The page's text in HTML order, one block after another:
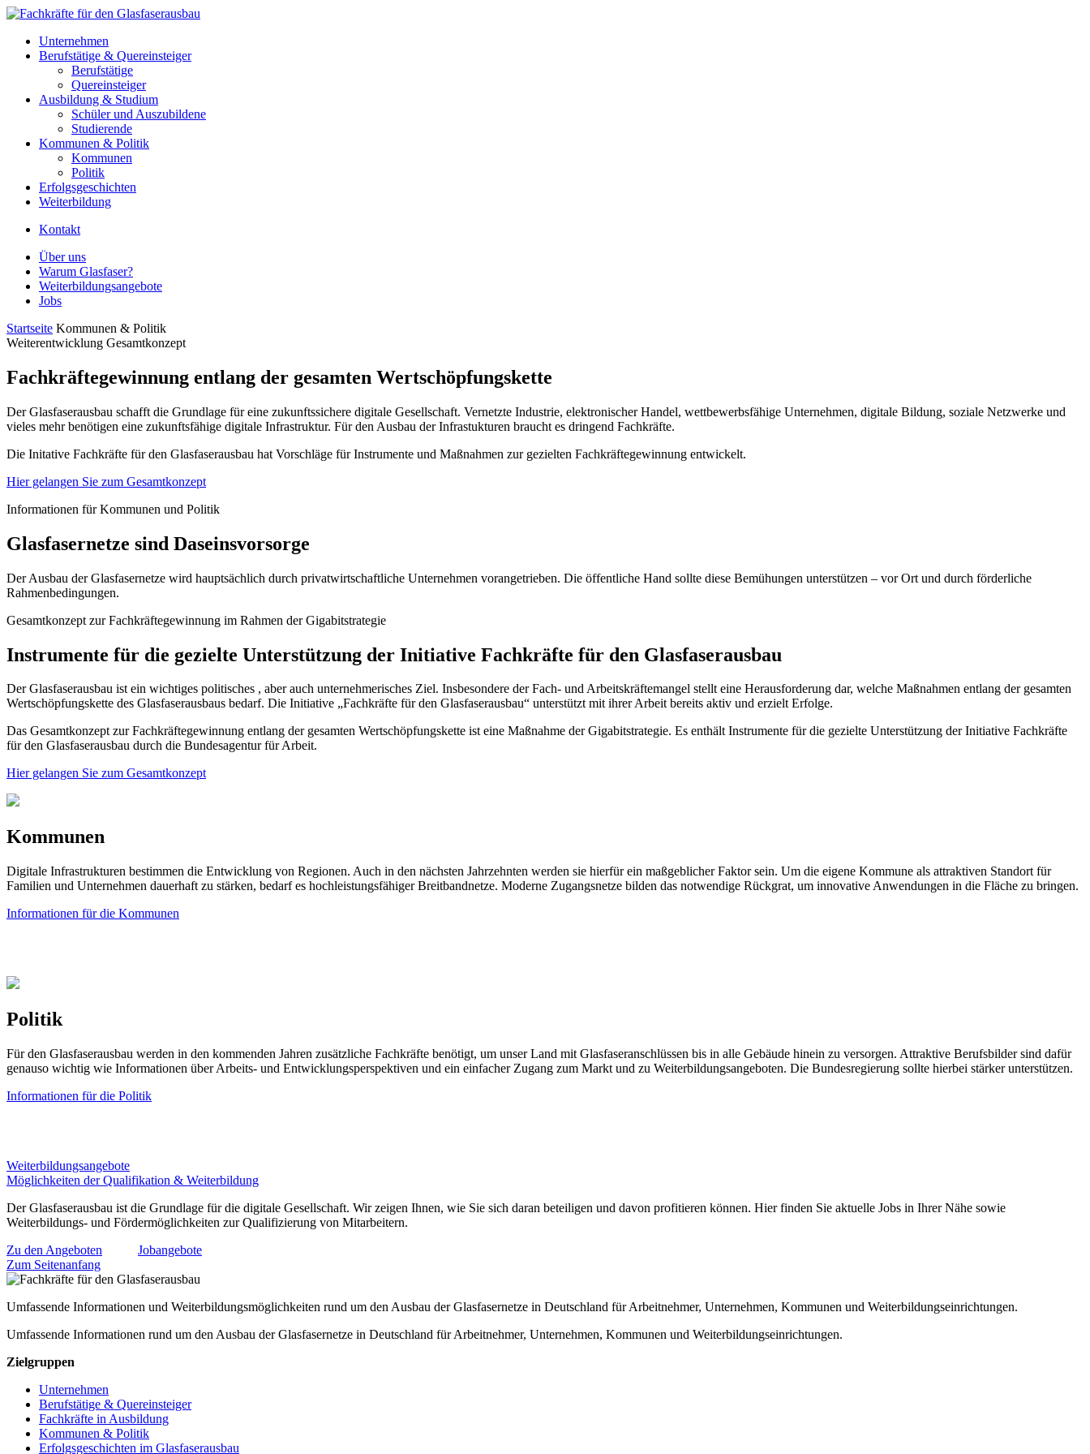
Unternehmen
Berufstätige & Quereinsteiger
Berufstätige
Quereinsteiger
Ausbildung & Studium
Schüler und Auszubildene
Studierende
Kommunen & Politik
Kommunen
Politik
Erfolgsgeschichten
Weiterbildung
Kontakt
Über uns
Warum Glasfaser?
Weiterbildungsangebote
Jobs
Startseite Kommunen & Politik
Weiterentwicklung Gesamtkonzept
Fachkräftegewinnung entlang der gesamten Wertschöpfungskette
Der Glasfaserausbau schafft die Grundlage für eine zukunftssichere digitale Gesellschaft. Vernetzte Industrie, elektronischer Handel, wettbewerbsfähige Unternehmen, digitale Bildung, soziale Netzwerke und
vieles mehr benötigen eine zukunftsfähige digitale Infrastruktur. Für den Ausbau der Infrastukturen braucht es dringend Fachkräfte.
Die Initative Fachkräfte für den Glasfaserausbau hat Vorschläge für Instrumente und Maßnahmen zur gezielten Fachkräftegewinnung entwickelt.
Hier gelangen Sie zum Gesamtkonzept
Informationen für Kommunen und Politik
Glasfasernetze sind Daseinsvorsorge
Der Ausbau der Glasfasernetze wird hauptsächlich durch privatwirtschaftliche Unternehmen vorangetrieben. Die öffentliche Hand sollte diese Bemühungen unterstützen – vor Ort und durch förderliche
Rahmenbedingungen.
Gesamtkonzept zur Fachkräftegewinnung im Rahmen der Gigabitstrategie
Instrumente für die gezielte Unterstützung der Initiative Fachkräfte für den Glasfaserausbau
Der Glasfaserausbau ist ein wichtiges politisches , aber auch unternehmerisches Ziel. Insbesondere der Fach- und Arbeitskräftemangel stellt eine Herausforderung dar, welche Maßnahmen entlang der gesamten
Wertschöpfungskette des Glasfaserausbaus bedarf. Die Initiative „Fachkräfte für den Glasfaserausbau“ unterstützt mit ihrer Arbeit bereits aktiv und erzielt Erfolge.
Das Gesamtkonzept zur Fachkräftegewinnung entlang der gesamten Wertschöpfungskette ist eine Maßnahme der Gigabitstrategie. Es enthält Instrumente für die gezielte Unterstützung der Initiative Fachkräfte
für den Glasfaserausbau durch die Bundesagentur für Arbeit.
Hier gelangen Sie zum Gesamtkonzept
Kommunen
Digitale Infrastrukturen bestimmen die Entwicklung von Regionen. Auch in den nächsten Jahrzehnten werden sie hierfür ein maßgeblicher Faktor sein. Um die eigene Kommune als attraktiven Standort für
Familien und Unternehmen dauerhaft zu stärken, bedarf es hochleistungsfähiger Breitbandnetze. Moderne Zugangsnetze bilden das notwendige Rückgrat, um innovative Anwendungen in die Fläche zu bringen.
Informationen für die Kommunen
Politik
Für den Glasfaserausbau werden in den kommenden Jahren zusätzliche Fachkräfte benötigt, um unser Land mit Glasfaseranschlüssen bis in alle Gebäude hinein zu versorgen. Attraktive Berufsbilder sind dafür
genauso wichtig wie Informationen über Arbeits- und Entwicklungsperspektiven und ein einfacher Zugang zum Markt und zu Weiterbildungsangeboten. Die Bundesregierung sollte hierbei stärker unterstützen.
Informationen für die Politik
Weiterbildungsangebote
Möglichkeiten der Qualifikation & Weiterbildung
Der Glasfaserausbau ist die Grundlage für die digitale Gesellschaft. Wir zeigen Ihnen, wie Sie sich daran beteiligen und davon profitieren können. Hier finden Sie aktuelle Jobs in Ihrer Nähe sowie
Weiterbildungs- und Fördermöglichkeiten zur Qualifizierung von Mitarbeitern.
Zu den Angeboten
Jobangebote
Zum Seitenanfang
Umfassende Informationen und Weiterbildungsmöglichkeiten rund um den Ausbau der Glasfasernetze in Deutschland für Arbeitnehmer, Unternehmen, Kommunen und Weiterbildungseinrichtungen.
Umfassende Informationen rund um den Ausbau der Glasfasernetze in Deutschland für Arbeitnehmer, Unternehmen, Kommunen und Weiterbildungseinrichtungen.
Zielgruppen
Unternehmen
Berufstätige & Quereinsteiger
Fachkräfte in Ausbildung
Kommunen & Politik
Erfolgsgeschichten im Glasfaserausbau